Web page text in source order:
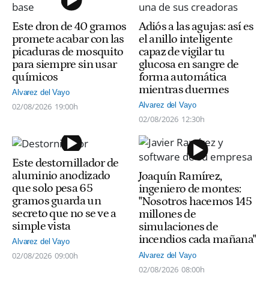
Este dron de 40 gramos
promete acabar con las
picaduras de mosquito
para siempre sin usar
químicos
Alvarez del Vayo
02/08/2026 19:00h
Adiós a las agujas: así es
el anillo inteligente
capaz de vigilar tu
glucosa en sangre de
forma automática
mientras duermes
Alvarez del Vayo
02/08/2026 12:30h
Este destornillador de
aluminio anodizado
que solo pesa 65
gramos guarda un
secreto que no se ve a
simple vista
Alvarez del Vayo
02/08/2026 09:00h
Joaquín Ramírez,
ingeniero de montes:
"Nosotros hacemos 145
millones de
simulaciones de
incendios cada mañana"
Alvarez del Vayo
02/08/2026 08:00h